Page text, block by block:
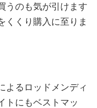
うのも気が引けます
くくり購入に至りま
よるロッドメンディ
トにもベストマッ